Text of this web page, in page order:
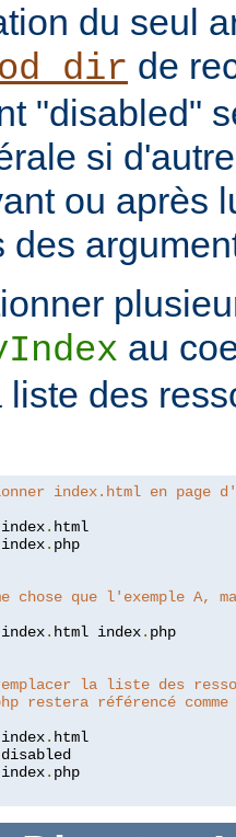
du seul
de
"disabled"
si
ou après
des
au
liste des
index.html en page
index. html
index.
chose que l'exemple
index. html index.
remplacer la liste des
restera référencé
index. html
disabled
index.